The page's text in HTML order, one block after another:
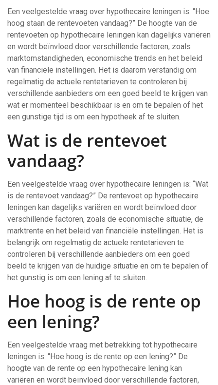
Een veelgestelde vraag over hypothecaire leningen is: “Hoe
hoog staan de rentevoeten vandaag?” De hoogte van de
rentevoeten op hypothecaire leningen kan dagelijks variëren
en wordt beïnvloed door verschillende factoren, zoals
marktomstandigheden, economische trends en het beleid
van financiële instellingen. Het is daarom verstandig om
regelmatig de actuele rentetarieven te controleren bij
verschillende aanbieders om een goed beeld te krijgen van
wat er momenteel beschikbaar is en om te bepalen of het
een gunstige tijd is om een hypotheek af te sluiten.
Wat is de rentevoet
vandaag?
Een veelgestelde vraag over hypothecaire leningen is: “Wat
is de rentevoet vandaag?” De rentevoet op hypothecaire
leningen kan dagelijks variëren en wordt beïnvloed door
verschillende factoren, zoals de economische situatie, de
marktrente en het beleid van financiële instellingen. Het is
belangrijk om regelmatig de actuele rentetarieven te
controleren bij verschillende aanbieders om een goed
beeld te krijgen van de huidige situatie en om te bepalen of
het gunstig is om een lening af te sluiten.
Hoe hoog is de rente op
een lening?
Een veelgestelde vraag met betrekking tot hypothecaire
leningen is: “Hoe hoog is de rente op een lening?” De
hoogte van de rente op een hypothecaire lening kan
variëren en wordt beïnvloed door verschillende factoren,